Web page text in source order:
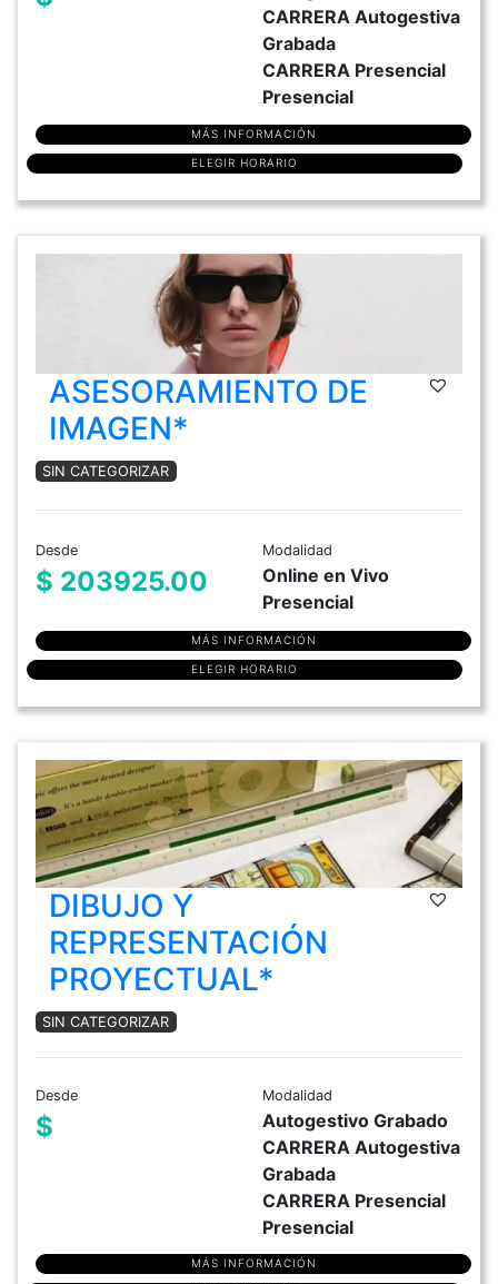
CARRERA Autogestiva
Grabada
CARRERA Presencial
Presencial
MÁS INFORMACIÓN
ELEGIR HORARIO
ASESORAMIENTO DE
IMAGEN*
SIN CATEGORIZAR
Desde
$ 203925.00
Modalidad
Online en Vivo
Presencial
MÁS INFORMACIÓN
ELEGIR HORARIO
DIBUJO Y
REPRESENTACIÓN
PROYECTUAL*
SIN CATEGORIZAR
Desde
$
Modalidad
Autogestivo Grabado
CARRERA Autogestiva
Grabada
CARRERA Presencial
Presencial
MÁS INFORMACIÓN